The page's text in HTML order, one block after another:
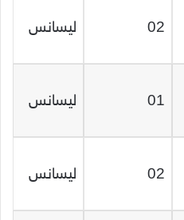
02 ليسانس
01 ليسانس
02 ليسانس